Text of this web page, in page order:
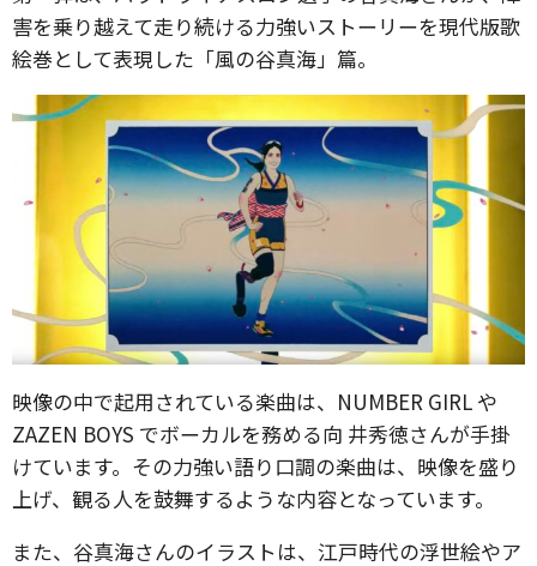
害を乗り越えて走り続ける力強いストーリーを現代版歌
絵巻として表現した「風の谷真海」篇。
映像の中で起用されている楽曲は、NUMBER GIRL や
ZAZEN BOYS でボーカルを務める向 井秀徳さんが手掛
けています。その力強い語り口調の楽曲は、映像を盛り
上げ、観る人を鼓舞するような内容となっています。
また、谷真海さんのイラストは、江戸時代の浮世絵やア